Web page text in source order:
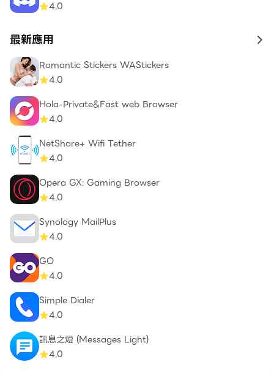
4.0
最新應用 to
Romantic Stickers WAStickers
4.0
Hola-Private&Fast web Browser
4.0
NetShare+ Wifi Tether
4.0
Opera GX: Gaming Browser
4.0
Synology MailPlus
4.0
GO
4.0
Simple Dialer
4.0
訊息之燈 (Messages Light)
4.0